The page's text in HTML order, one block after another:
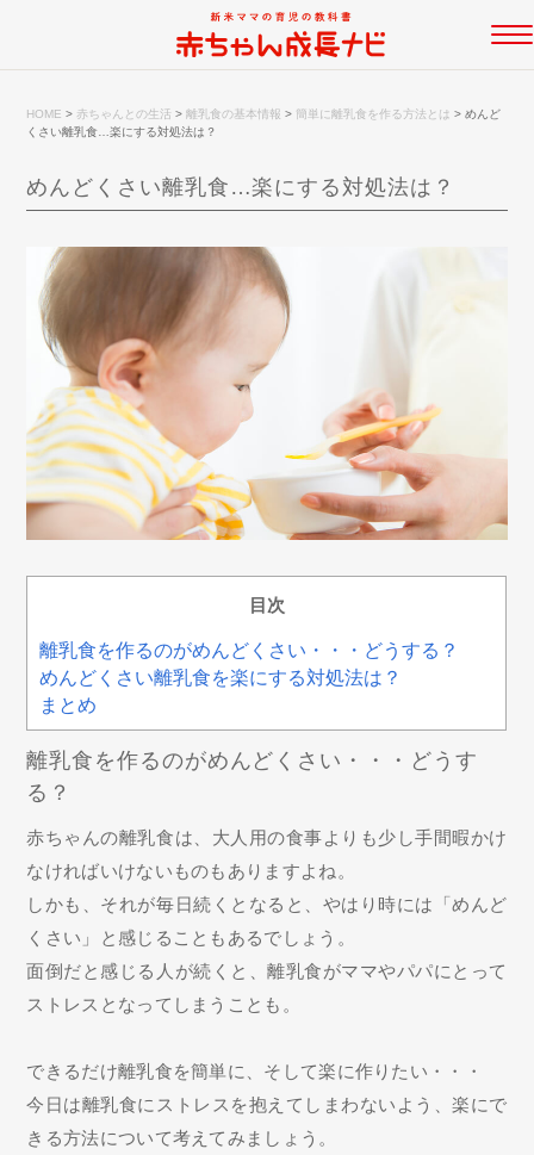
HOME > 赤ちゃんとの生活 >離乳食の基本情報 > 簡単に離乳食を作る方法とは >めんど
くさい離乳食…楽にする対処法は？
めんどくさい離乳食…楽にする対処法は？
目次
離乳食を作るのがめんどくさい・・・どうする？
めんどくさい離乳食を楽にする対処法は？
まとめ
離乳食を作るのがめんどくさい・・・どうす
る？
赤ちゃんの離乳食は、大人用の食事よりも少し手間暇かけ
なければいけないものもありますよね。
しかも、それが毎日続くとなると、やはり時には「めんど
くさい」と感じることもあるでしょう。
面倒だと感じる人が続くと、離乳食がママやパパにとって
ストレスとなってしまうことも。
できるだけ離乳食を簡単に、そして楽に作りたい・・・
今日は離乳食にストレスを抱えてしまわないよう、楽にで
きる方法について考えてみましょう。